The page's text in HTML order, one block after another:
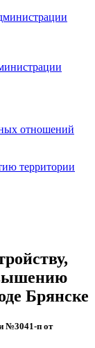
отношений
территории
Брянске
№3041-п от